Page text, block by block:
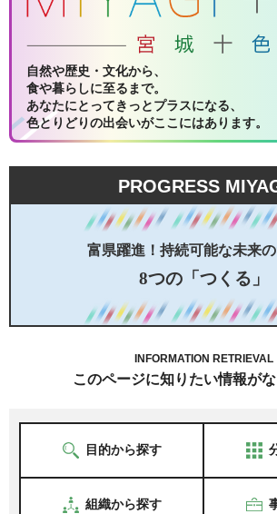
自然や歴史・文化から、
食や暮らしに至るまで。
あなたにとってきっとプラスになる、
色とりどりの出会いがここにはあります。
PROGRESS
富県躍進！持続可能な未来
8つの「つくる」
INFORMATION RETRIEVAL
このページに知りたい情報が
目的から探す
組織から探す